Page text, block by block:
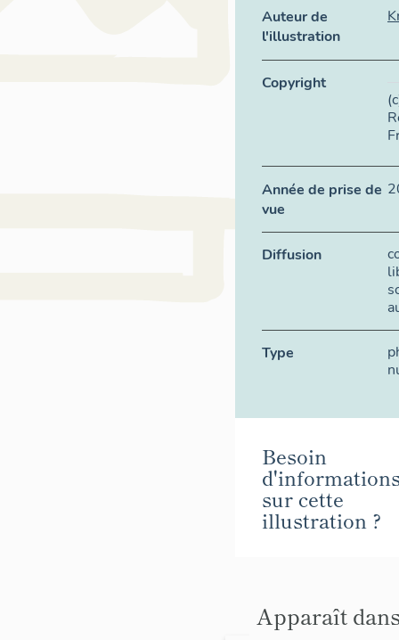
Auteur de
l'illustration
Copyright
Année de prise de
vue
Diffusion
Type
Besoin
sur cette
illustration ?
Apparaît